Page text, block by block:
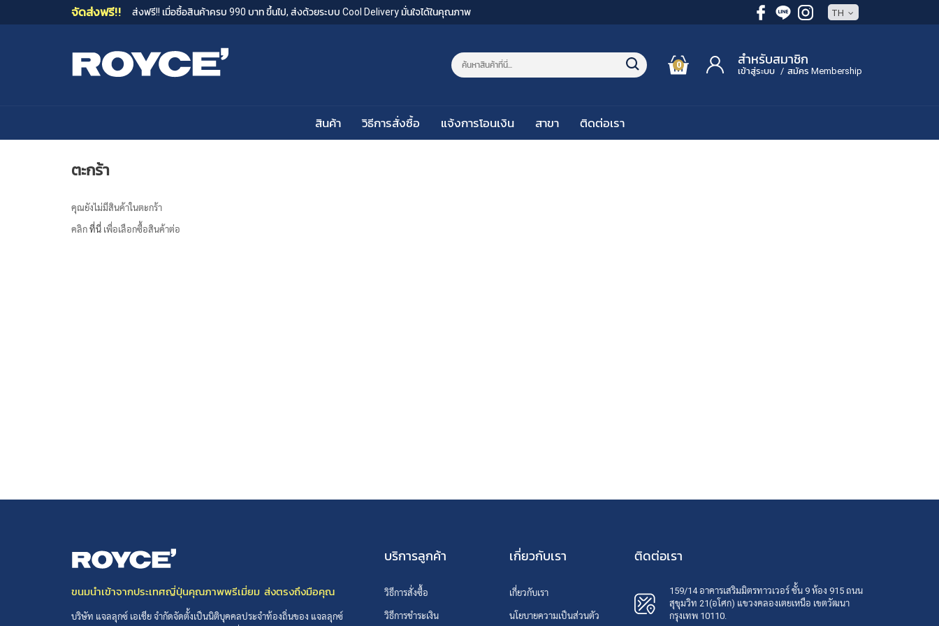
จัดส่งฟรี!! ส่งฟรี!! เมื่อซื้อสินค้าครบ 990 บาท ขึ้นไป, ส่งด้วยระบบ Cool Delivery มั่นใจได้ในคุณภาพ TH
สำหรับสมาชิก
เข้าสู่ระบบ / สมัคร Membership
0
สินค้า วิธีการสั่งซื้อ แจ้งการโอนเงิน สาขา ติดต่อเรา
ตะกร้า
คุณยังไม่มีสินค้าในตะกร้า
คลิก ที่นี่ เพื่อเลือกซื้อสินค้าต่อ
ขนมนำเข้าจากประเทศญี่ปุ่นคุณภาพพรีเมี่ยม ส่งตรงถึงมือคุณ
บริษัท แจลลุกซ์ เอเชีย จำกัดจัดตั้งเป็นนิติบุคคลประจำท้องถิ่นของ แจลลุกซ์
บริการลูกค้า
วิธีการสั่งซื้อ
วิธีการชำระเงิน
เกี่ยวกับเรา
เกี่ยวกับเรา
นโยบายความเป็นส่วนตัว
ติดต่อเรา
159/14 อาคารเสริมมิตรทาวเวอร์ ชั้น 9 ห้อง 915 ถนน
สุขุมวิท 21(อโศก) แขวงคลองเตยเหนือ เขตวัฒนา
กรุงเทพ 10110.